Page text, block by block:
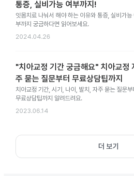
통증, 실비가능 여부까지!
잇몸치료 나눠서 해야 하는 이유와 통증, 실비가능
부까지 궁금하다면 읽어보세요.
2024.04.26
"치아교정 기간 궁금해요" 치아교정
주 묻는 질문부터 무료상담팁까지
치아교정 기간, 시기, 나이, 발치, 자주 묻는 질문부
무료상담팁까지 알려드려요.
2023.06.14
더 보기